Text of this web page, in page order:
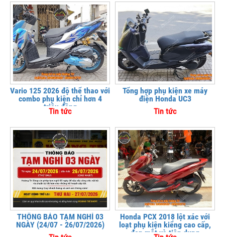
Vario 125 2026 độ thể thao với
combo phụ kiện chỉ hơn 4
triệu đồng
Tin tức
Tổng hợp phụ kiện xe máy
điện Honda UC3
Tin tức
THÔNG BÁO TẠM NGHỈ 03
NGÀY (24/07 - 26/07/2026)
Honda PCX 2018 lột xác với
loạt phụ kiện kiểng cao cấp,
đẹp mắt và tiện dụng